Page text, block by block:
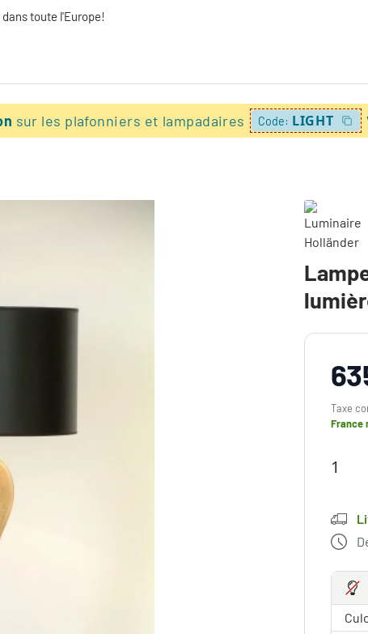
toute l'Europe!
sur les plafonniers et lampadaires Code: LIGHT
Taxe
France